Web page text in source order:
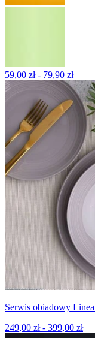
59,00 zł - 79,90 zł
Serwis obiadowy
249,00 zł - 399,00 zł